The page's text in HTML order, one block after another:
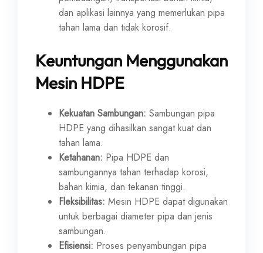
dan aplikasi lainnya yang memerlukan pipa
tahan lama dan tidak korosif.
Keuntungan Menggunakan
Mesin HDPE
Kekuatan Sambungan: Sambungan pipa
HDPE yang dihasilkan sangat kuat dan
tahan lama.
Ketahanan: Pipa HDPE dan
sambungannya tahan terhadap korosi,
bahan kimia, dan tekanan tinggi.
Fleksibilitas: Mesin HDPE dapat digunakan
untuk berbagai diameter pipa dan jenis
sambungan.
Efisiensi: Proses penyambungan pipa